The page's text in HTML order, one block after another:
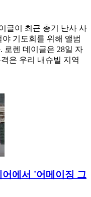
글이 최근 총기 난사 사
기도회를 위해 앨범
로렌 데이글은 28일 자
은 우리 내슈빌 지역
에서 '어메이징 그